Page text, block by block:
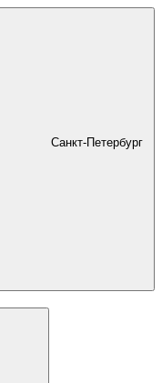
Санкт-Петербург